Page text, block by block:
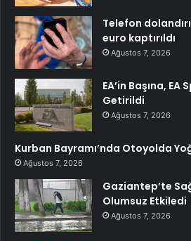
Telefon
euro kaptırıldı
Ağustos 7, 2026
EA’in Başına,
Getirildi
Ağustos 7, 2026
Kurban Bayramı’nda Otoyolda
Ağustos 7, 2026
Gaziantep’te
Olumsuz Etkiledi
Ağustos 7, 2026